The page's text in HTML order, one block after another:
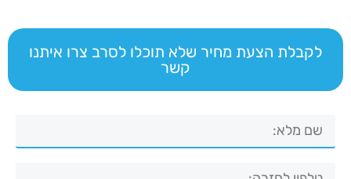
לקבלת הצעת מחיר שלא תוכלו לסרב צרו איתנו
קשר